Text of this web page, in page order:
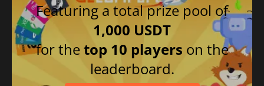
Featuring a total prize pool of
1,000 USDT
for thetop 10 players on the
leaderboard.